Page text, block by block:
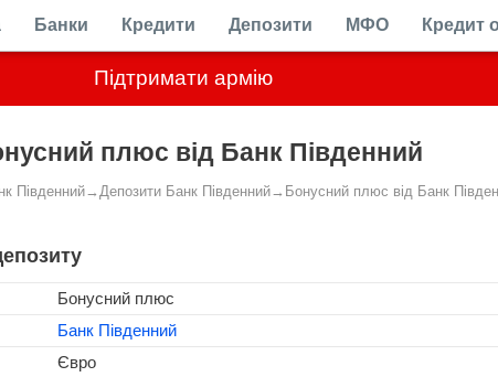
Підтримати армію
Банки Кредити Депозити МФО Кредит
плюс від Банк Південний
Південний→ Депозити Банк Південний→ Бонусний плюс від Банк
Бонусний плюс
Банк Південний
Євро